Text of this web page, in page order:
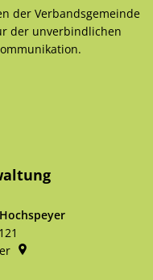
der Verbandsgemeinde
der unverbindlichen